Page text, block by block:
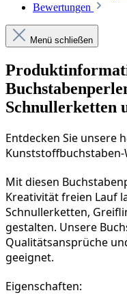
Bewertungen
Menü schließen
Schnullerketten
Entdecken Sie unsere
Mit diesen
Kreativität freien Lauf
Schnullerketten,
gestalten. Unsere
Qualitätsansprüche
geeignet.
Eigenschaften: